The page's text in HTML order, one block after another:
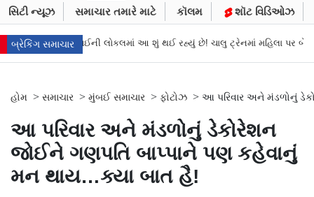
સિટી ન્યૂઝ સમાચાર તમારે માટે કૉલમ શૉટ વિડિઓઝ
બ્રેકિંગ સમાચાર
શું થઈ રહ્યું છે! ચાલુ ટ્રેનમાં મહિલા પર બેલ્ટથી હુમલો અને પછી…
હોમ > સમાચાર > મુંબઈ સમાચાર > ફોટોઝ > આ પરિવાર અને મંડળોનું
આ પરિવાર અને મંડળોનું ડેકોરેશન
જોઈને ગણપતિ બાપ્પાને પણ કહેવાનું
મન થાય…ક્યા બાત હૈ!